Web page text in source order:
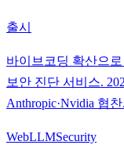
출시
바이브코딩 확산으
보안 진단 서비스.
Anthropic·Nvidia 협찬.
WebLLMSecurity